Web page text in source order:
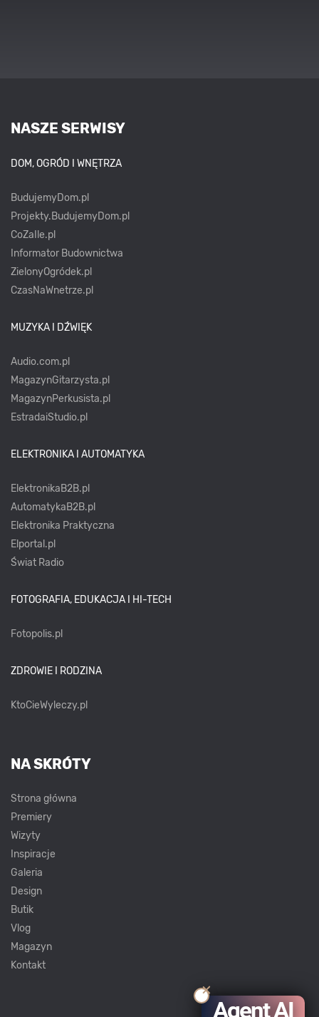
NASZE SERWISY
DOM, OGRÓD I WNĘTRZA
BudujemyDom.pl
Projekty.BudujemyDom.pl
CoZaIle.pl
Informator Budownictwa
ZielonyOgródek.pl
CzasNaWnetrze.pl
MUZYKA I DŹWIĘK
Audio.com.pl
MagazynGitarzysta.pl
MagazynPerkusista.pl
EstradaiStudio.pl
ELEKTRONIKA I AUTOMATYKA
ElektronikaB2B.pl
AutomatykaB2B.pl
Elektronika Praktyczna
Elportal.pl
Świat Radio
FOTOGRAFIA, EDUKACJA I HI-TECH
Fotopolis.pl
ZDROWIE I RODZINA
KtoCieWyleczy.pl
NA SKRÓTY
Strona główna
Premiery
Wizyty
Inspiracje
Galeria
Design
Butik
Vlog
Magazyn
Kontakt
Agent AI